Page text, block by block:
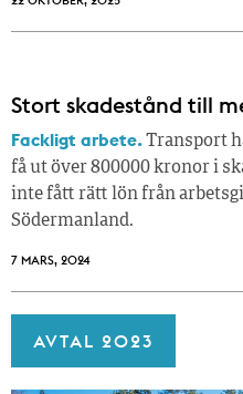
Stort skadestånd till
Fackligt arbete.Transport
få ut över 800000 kronor i
inte fått rätt lön från
Södermanland.
7 MARS, 2024
AVTAL 2023